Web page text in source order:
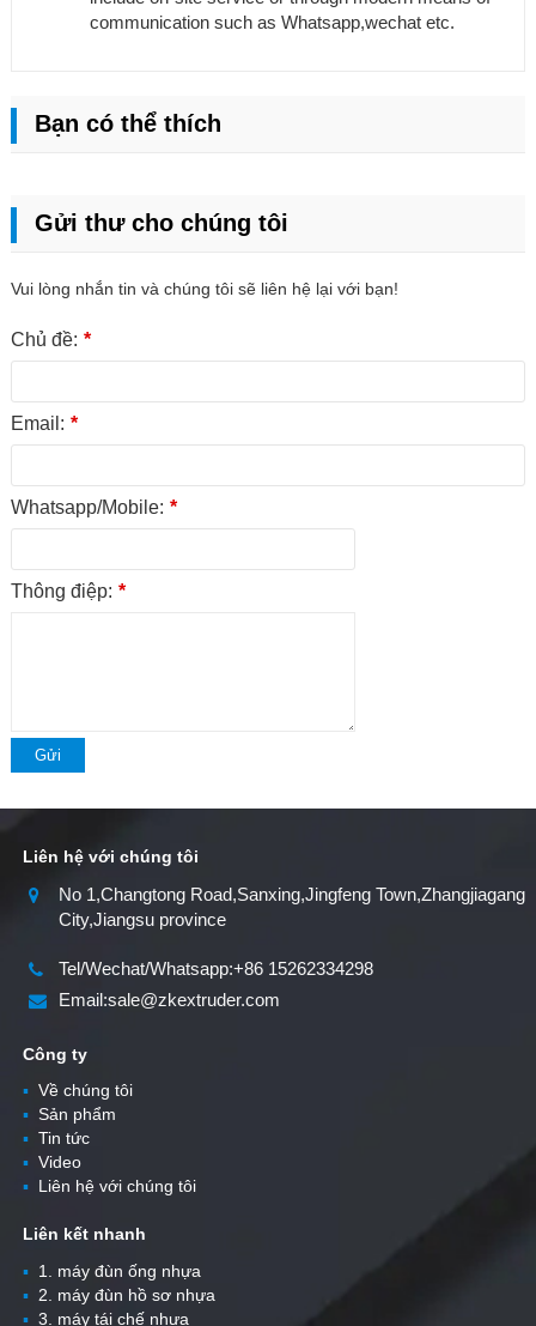
communication such as Whatsapp,wechat etc.
Bạn có thể thích
Gửi thư cho chúng tôi
Vui lòng nhắn tin và chúng tôi sẽ liên hệ lại với bạn!
Chủ đề: *
Email: *
Whatsapp/Mobile: *
Thông điệp: *
Gửi
Liên hệ với chúng tôi
No 1,Changtong Road,Sanxing,Jingfeng Town,Zhangjiagang
City,Jiangsu province
Tel/Wechat/Whatsapp:+86 15262334298
Email:sale@zkextruder.com
Công ty
▪Về chúng tôi
▪Sản phẩm
▪Tin tức
▪Video
▪Liên hệ với chúng tôi
Liên kết nhanh
▪1. máy đùn ống nhựa
▪2. máy đùn hồ sơ nhựa
▪3. máy tái chế nhựa